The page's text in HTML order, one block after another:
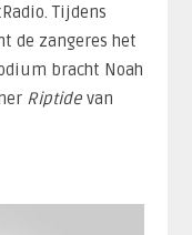
Tijdens
de zangeres het
bracht Noah
Riptidevan